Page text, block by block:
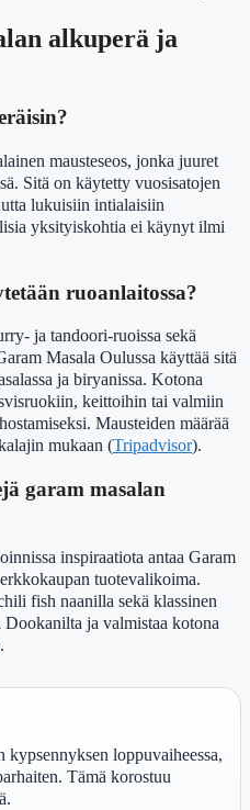
alkuperä ja
mausteseos, jonka juuret
Sitä on käytetty vuosisatojen
lukuisiin intialaisiin
yksityiskohtia ei käynyt ilmi
ruoanlaitossa?
ja tandoori-ruoissa sekä
Masala Oulussa käyttää sitä
ja biryanissa. Kotona
keittoihin tai valmiin
Mausteiden määrää
mukaan (Tripadvisor).
garam masalan
inspiraatiota antaa Garam
tuotevalikoima.
fish naanilla sekä klassinen
ja valmistaa kotona
kypsennyksen loppuvaiheessa,
Tämä korostuu